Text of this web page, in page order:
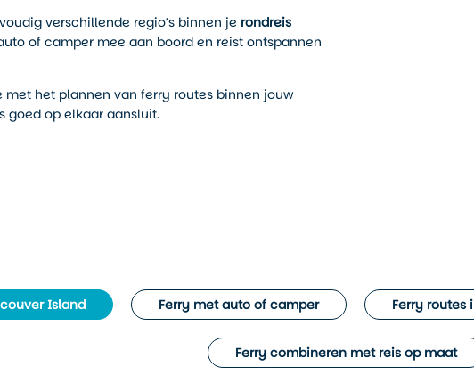
verschillende regio’s binnen je rondreis
of camper mee aan boord en reist ontspannen
met het plannen van ferry routes binnen jouw
goed op elkaar aansluit.
Island Ferry met auto of camper Ferry routes
Ferry combineren met reis op maat